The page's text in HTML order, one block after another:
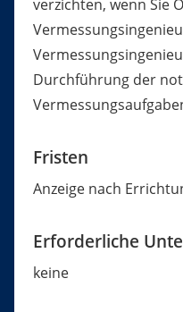
verzichten, wenn Sie
Durchführung der
Fristen
Anzeige nach
Erforderliche
keine